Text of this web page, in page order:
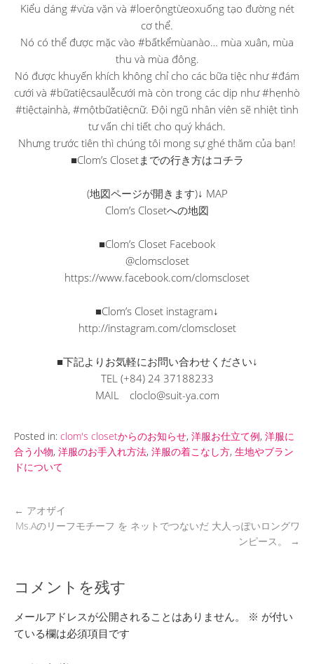
Kiểu dáng #vừa vặn và #loerộngtừeoxuống tạo đường nét
cơ thể.
Nó có thể được mặc vào #bấtkểmùanào… mùa xuân, mùa
thu và mùa đông.
Nó được khuyến khích không chỉ cho các bữa tiệc như #đám
cưới và #bữatiệcsaulễcưới mà còn trong các dịp như #hẹnhò
#tiệctạinhà, #mộtbữatiệcnữ. Đội ngũ nhân viên sẽ nhiệt tình
tư vấn chi tiết cho quý khách.
Nhưng trước tiên thì chúng tôi mong sự ghé thăm của bạn!
■Clom’s Closetまでの行き方はコチラ
(地図ページが開きます)↓ MAP
Clom’s Closetへの地図
■Clom’s Closet Facebook
@clomscloset
https://www.facebook.com/clomscloset
■Clom’s Closet instagram↓
http://instagram.com/clomscloset
■下記よりお気軽にお問い合わせください↓
TEL (+84) 24 37188233
MAIL cloclo@suit-ya.com
Posted in: clom's closetからのお知らせ, 洋服お仕立て例, 洋服に
合う小物, 洋服のお手入れ方法, 洋服の着こなし方, 生地やブラン
ドについて
← アオザイ
Ms.Aのリーフモチーフ を ネットでつないだ 大人っぽいロングワ
ンピース。
→
コメントを残す
メールアドレスが公開されることはありません。 ※ が付い
ている欄は必須項目です